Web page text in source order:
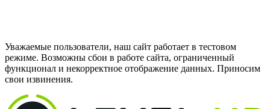
Уважаемые пользователи, наш сайт работает в тестовом
режиме. Возможны сбои в работе сайта, ограниченный
функционал и некорректное отображение данных. Приносим
свои извинения.